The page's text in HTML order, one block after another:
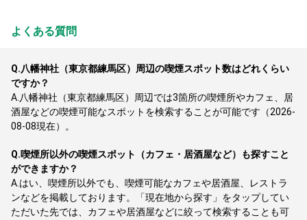
よくある質問
Q.八幡神社（東京都練馬区）周辺の喫煙スポット数はどれくらい
ですか？
A. 八幡神社（東京都練馬区）周辺では3箇所の喫煙所やカフェ、居
酒屋などの喫煙可能なスポットを検索することが可能です（2026-
08-08現在）。
Q.喫煙所以外の喫煙スポット（カフェ・居酒屋など）も探すこと
ができますか？
A. はい、喫煙所以外でも、喫煙可能なカフェや居酒屋、レストラ
ンなどを掲載しております。「現在地から探す」をタップしてい
ただいた先では、カフェや居酒屋などに絞って検索することも可